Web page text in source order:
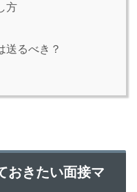
方
送るべき？
おきたい面接マ